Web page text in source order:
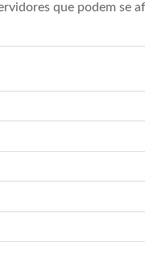
que podem se